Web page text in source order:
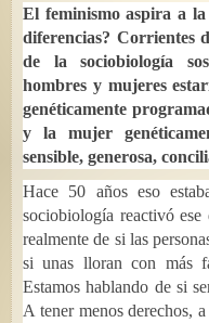
El feminismo aspira a
diferencias? Corrientes
de la sociobiología
hombres y mujeres
genéticamente
y la mujer
sensible, generosa,
Hace 50 años eso
sociobiología reactivó ese
realmente de si las
si unas lloran con más
Estamos hablando de si
A tener menos derechos,